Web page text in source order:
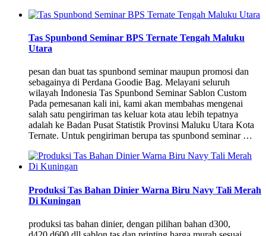
Tas Spunbond Seminar BPS Ternate Tengah Maluku
Utara
pesan dan buat tas spunbond seminar maupun promosi dan
sebagainya di Perdana Goodie Bag. Melayani seluruh
wilayah Indonesia Tas Spunbond Seminar Sablon Custom
Pada pemesanan kali ini, kami akan membahas mengenai
salah satu pengiriman tas keluar kota atau lebih tepatnya
adalah ke Badan Pusat Statistik Provinsi Maluku Utara Kota
Ternate. Untuk pengiriman berupa tas spunbond seminar …
Produksi Tas Bahan Dinier Warna Biru Navy Tali Merah
Di Kuningan
produksi tas bahan dinier, dengan pilihan bahan d300,